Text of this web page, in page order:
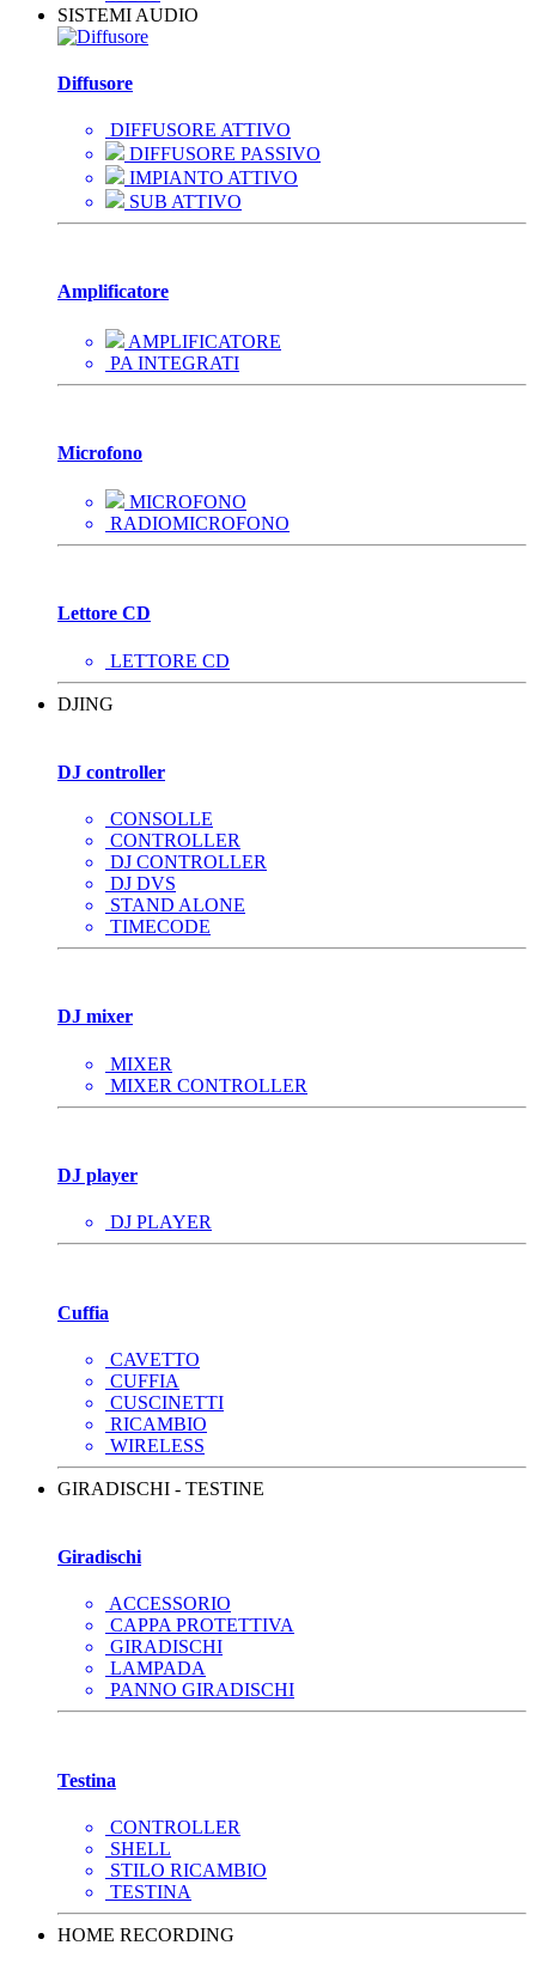
SISTEMI AUDIO
Diffusore
DIFFUSORE ATTIVO
DIFFUSORE PASSIVO
IMPIANTO ATTIVO
SUB ATTIVO
Amplificatore
AMPLIFICATORE
PA INTEGRATI
Microfono
MICROFONO
RADIOMICROFONO
Lettore CD
LETTORE CD
DJING
DJ controller
CONSOLLE
CONTROLLER
DJ CONTROLLER
DJ DVS
STAND ALONE
TIMECODE
DJ mixer
MIXER
MIXER CONTROLLER
DJ player
DJ PLAYER
Cuffia
CAVETTO
CUFFIA
CUSCINETTI
RICAMBIO
WIRELESS
GIRADISCHI - TESTINE
Giradischi
ACCESSORIO
CAPPA PROTETTIVA
GIRADISCHI
LAMPADA
PANNO GIRADISCHI
Testina
CONTROLLER
SHELL
STILO RICAMBIO
TESTINA
HOME RECORDING